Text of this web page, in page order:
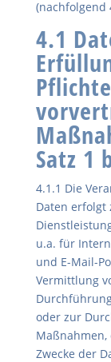
(nachfolgend
4.1
Satz 1
4.1.1 Die
Daten erfolgt
u.a. für
und E-Mail-
Vermittlung
oder zur
Zwecke der